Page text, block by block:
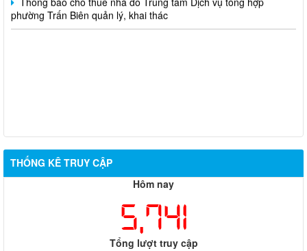
THỐNG KÊ TRUY CẬP
Hôm nay
5,741
Tổng lượt truy cập